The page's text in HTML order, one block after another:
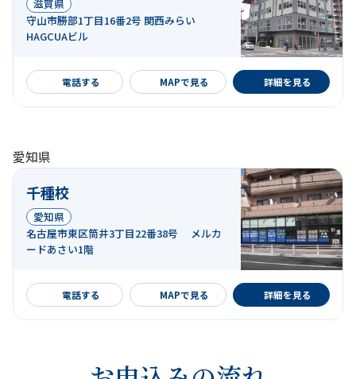
滋賀県
守山市勝部1丁目16番2号 関西みらい
HAGCUAビル
電話する MAPで見る
詳細を見る
詳細を見る
愛知県
千種校
愛知県
名古屋市東区筒井3丁目22番38号 メルカ
ードあさい1階
電話する MAPで見る
詳細を見る
詳細を見る